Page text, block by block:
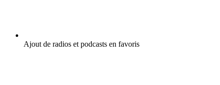
Ajout de radios et podcasts en favoris